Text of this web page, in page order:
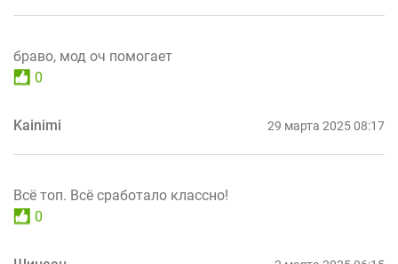
браво, мод оч помогает
0
Kainimi 29 марта 2025 08:17
Всё топ. Всё сработало классно!
0